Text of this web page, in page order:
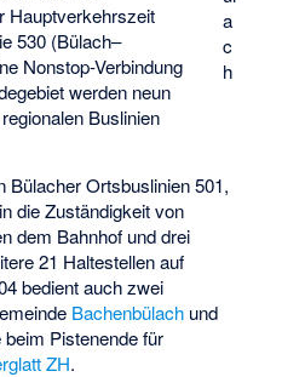
a
c
h
Hauptverkehrszeit
530 (Bülach–
Nonstop-Verbindung
werden neun
Buslinien
Bülacher Ortsbuslinien 501,
die Zuständigkeit von
dem Bahnhof und drei
21 Haltestellen auf
bedient auch zwei
Bachenbülach und
Pistenende für
ZH.